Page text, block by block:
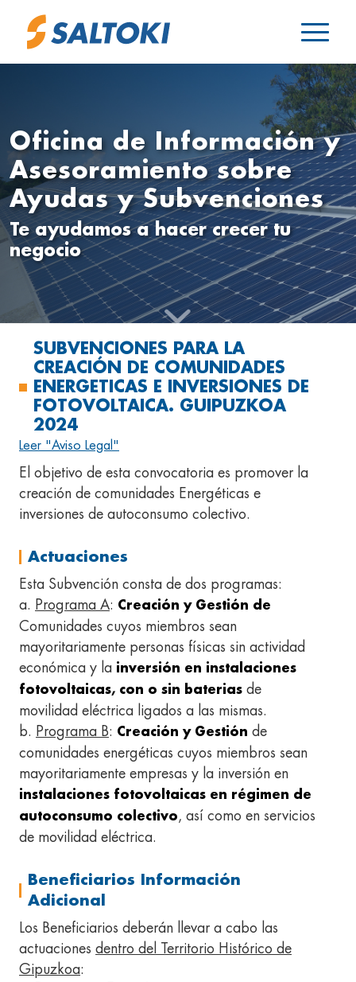
Oficina de Información y
Asesoramiento sobre
Ayudas y Subvenciones
Te ayudamos a hacer crecer tu
negocio
SUBVENCIONES PARA LA
CREACIÓN DE COMUNIDADES
ENERGETICAS E INVERSIONES DE
FOTOVOLTAICA. GUIPUZKOA
2024
Leer "Aviso Legal"
El objetivo de esta convocatoria es promover la
creación de comunidades Energéticas e
inversiones de autoconsumo colectivo.
Actuaciones
Esta Subvención consta de dos programas:
a. Programa A: Creación y Gestión de
Comunidades cuyos miembros sean
mayoritariamente personas físicas sin actividad
económica y la inversión en instalaciones
fotovoltaicas, con o sin baterias de
movilidad eléctrica ligados a las mismas.
b. Programa B: Creación y Gestión de
comunidades energéticas cuyos miembros sean
mayoritariamente empresas y la inversión en
instalaciones fotovoltaicas en régimen de
autoconsumo colectivo, así como en servicios
de movilidad eléctrica.
Beneficiarios Información
Adicional
Los Beneficiarios deberán llevar a cabo las
actuaciones dentro del Territorio Histórico de
Gipuzkoa: